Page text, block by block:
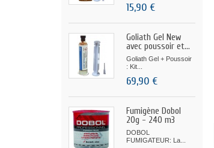
15,90 €
Goliath Gel New
avec poussoir et...
Goliath Gel + Poussoir
: Kit...
69,90 €
Fumigène Dobol
20g - 240 m3
DOBOL
FUMIGATEUR: La...